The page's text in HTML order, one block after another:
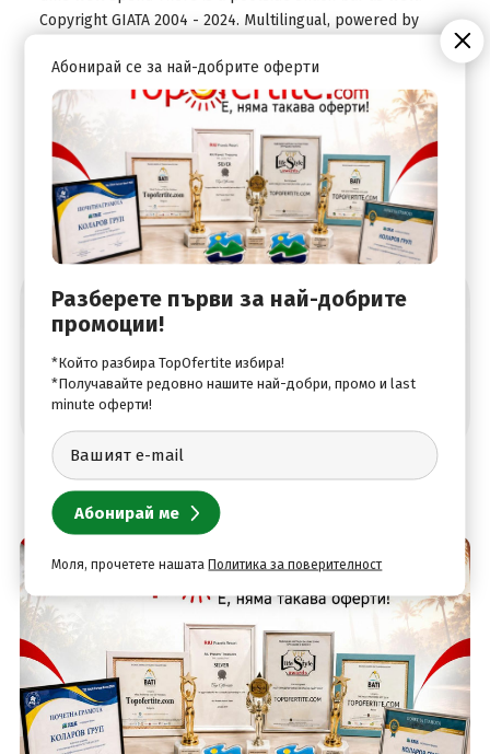
Copyright GIATA 2004 - 2024. Multilingual, powered by
include a restaurant, a cafÃ© and a bar. Breakfast and
lunch are served every day.
Абонирай се за най-добрите оферти
Абонирай се за най-добрите оферти
Разберете първи за най-добрите
промоции!
*Който разбира TopOfertite избира!
*Получавайте редовно нашите най-добри, промо и last
minute оферти!
Моля, прочетете нашатаПолитика за поверителност